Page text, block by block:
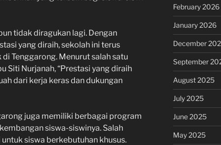
tidak diragukan lagi. Dengan
yang diraih, sekolah ini terus
Tenggarong. Menurut salah satu
Siti Nurjanah, “Prestasi yang diraih
dari kerja keras dan dukungan
juga memiliki berbagai program
siswa-siswinya. Salah
siswa berkebutuhan khusus.
February 2026
January 2026
December
September
August 2025
July 2025
June 2025
May 2025